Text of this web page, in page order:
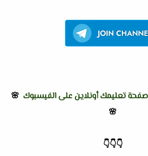
تعليمك أونلاين على الفيسبوك 🌸
🌸
👇
👇
👇